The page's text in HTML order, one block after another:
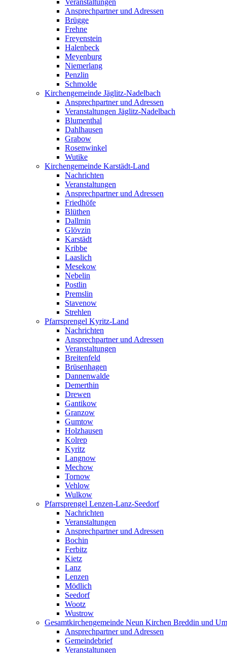
Ansprechpartner und Adressen
Brügge
Frehne
Freyenstein
Halenbeck
Meyenburg
Niemerlang
Penzlin
Schmolde
Kirchengemeinde Jäglitz-Nadelbach
Ansprechpartner und Adressen
Veranstaltungen Jäglitz-Nadelbach
Blumenthal
Dahlhausen
Grabow
Rosenwinkel
Wutike
Kirchengemeinde Karstädt-Land
Nachrichten
Veranstaltungen
Ansprechpartner und Adressen
Friedhöfe
Blüthen
Dallmin
Glövzin
Karstädt
Kribbe
Laaslich
Mesekow
Nebelin
Postlin
Premslin
Stavenow
Strehlen
Pfarrsprengel Kyritz-Land
Nachrichten
Ansprechpartner und Adressen
Veranstaltungen
Breitenfeld
Brüsenhagen
Dannenwalde
Demerthin
Drewen
Gantikow
Granzow
Gumtow
Holzhausen
Kolrep
Kyritz
Langnow
Mechow
Tornow
Vehlow
Wulkow
Pfarrsprengel Lenzen-Lanz-Seedorf
Nachrichten
Veranstaltungen
Ansprechpartner und Adressen
Bochin
Ferbitz
Kietz
Lanz
Lenzen
Mödlich
Seedorf
Wootz
Wustrow
Gesamtkirchengemeinde Neun Kirchen Breddin und
Ansprechpartner und Adressen
Gemeindebrief
Veranstaltungen